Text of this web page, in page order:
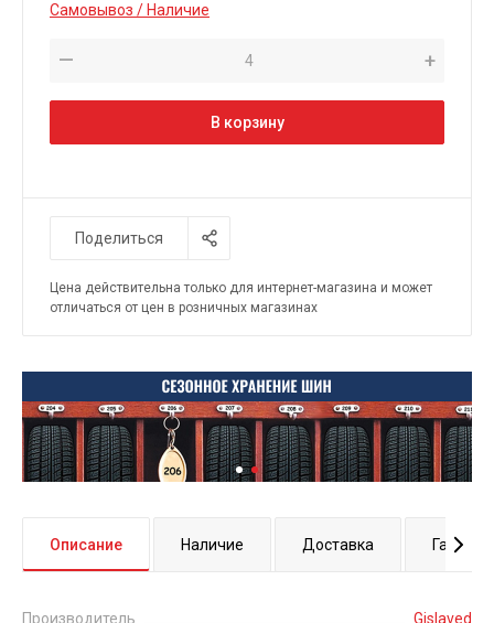
Самовывоз / Наличие
— +
В корзину
Поделиться
Цена действительна только для интернет-магазина и может
отличаться от цен в розничных магазинах
Описание Наличие Доставка
Производитель Gislaved